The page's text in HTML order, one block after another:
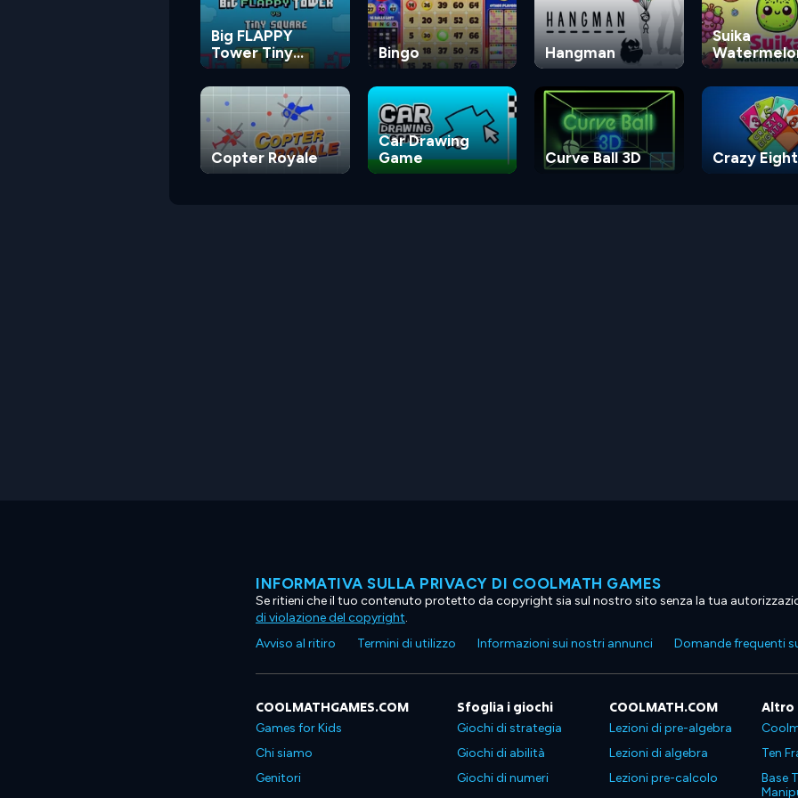
Big FLAPPY
Tower Tiny
Square
Bingo Hangman
Suika
Game
Copter Royale
Car Drawing
Game
Curve Ball 3D Crazy
INFORMATIVA SULLA PRIVACY DI COOLMATH GAMES
Se ritieni che il tuo contenuto protetto da copyright sia sul nostro sito senza la tua
di violazione del copyright.
Avviso al ritiro
Termini di utilizzo Informazioni sui nostri annunci Domande frequenti
COOLMATHGAMES.COM
Games for Kids
Chi siamo
Genitori
Sfoglia i giochi
Giochi di strategia
Giochi di abilità
Giochi di numeri
COOLMATH.COM
Lezioni di pre-algebra
Lezioni di algebra
Lezioni pre-calcolo
Altro
Ten
Base